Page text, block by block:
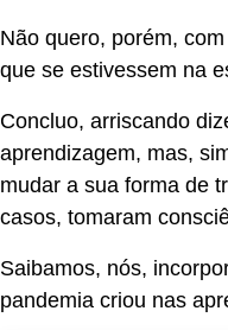
Não quero, porém,
que se estivessem na
Concluo, arriscando
aprendizagem, mas,
mudar a sua forma de
casos, tomaram
Saibamos, nós,
pandemia criou nas